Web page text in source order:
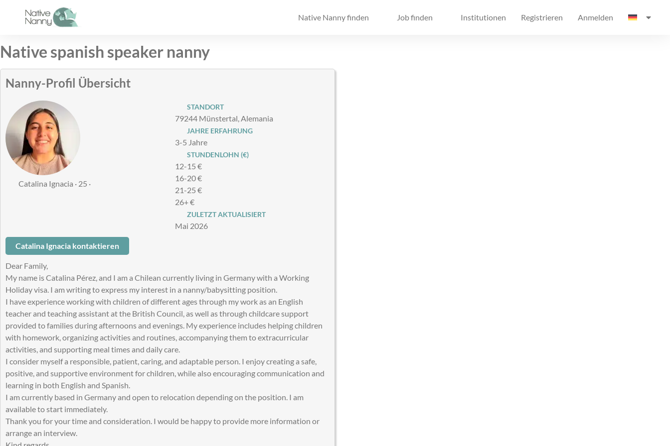
Native Nanny finden Job finden Institutionen Registrieren Anmelden
Native spanish speaker nanny
Nanny-Profil Übersicht
Catalina Ignacia · 25 ·
STANDORT
79244 Münstertal, Alemania
JAHRE ERFAHRUNG
3-5 Jahre
STUNDENLOHN (€)
12-15 €
16-20 €
21-25 €
26+ €
ZULETZT AKTUALISIERT
Mai 2026
Catalina Ignacia kontaktieren
Dear Family,
My name is Catalina Pérez, and I am a Chilean currently living in Germany with a Working
Holiday visa. I am writing to express my interest in a nanny/babysitting position.
I have experience working with children of different ages through my work as an English
teacher and teaching assistant at the British Council, as well as through childcare support
provided to families during afternoons and evenings. My experience includes helping children
with homework, organizing activities and routines, accompanying them to extracurricular
activities, and supporting meal times and daily care.
I consider myself a responsible, patient, caring, and adaptable person. I enjoy creating a safe,
positive, and supportive environment for children, while also encouraging communication and
learning in both English and Spanish.
I am currently based in Germany and open to relocation depending on the position. I am
available to start immediately.
Thank you for your time and consideration. I would be happy to provide more information or
arrange an interview.